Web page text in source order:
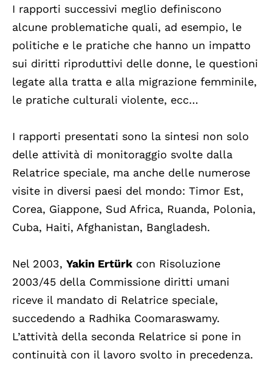
I rapporti successivi meglio definiscono
alcune problematiche quali, ad esempio, le
politiche e le pratiche che hanno un impatto
sui diritti riproduttivi delle donne, le questioni
legate alla tratta e alla migrazione femminile,
le pratiche culturali violente, ecc…
I rapporti presentati sono la sintesi non solo
delle attività di monitoraggio svolte dalla
Relatrice speciale, ma anche delle numerose
visite in diversi paesi del mondo: Timor Est,
Corea, Giappone, Sud Africa, Ruanda, Polonia,
Cuba, Haiti, Afghanistan, Bangladesh.
Nel 2003, Yakin Ertürk con Risoluzione
2003/45 della Commissione diritti umani
riceve il mandato di Relatrice speciale,
succedendo a Radhika Coomaraswamy.
L’attività della seconda Relatrice si pone in
continuità con il lavoro svolto in precedenza.